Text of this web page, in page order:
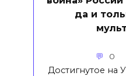
да и
0
Достигнутое на